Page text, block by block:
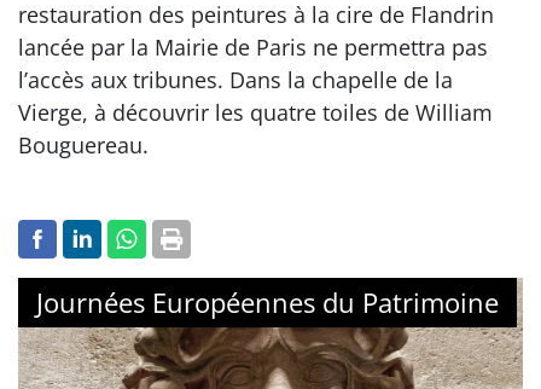
restauration des peintures à la cire de Flandrin
lancée par la Mairie de Paris ne permettra pas
l’accès aux tribunes. Dans la chapelle de la
Vierge, à découvrir les quatre toiles de William
Bouguereau.
Journées Européennes du Patrimoine